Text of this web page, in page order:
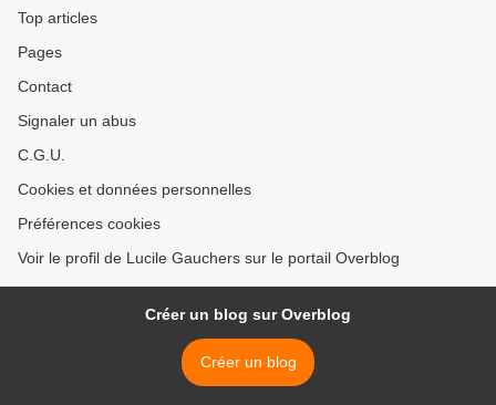
Top articles
Pages
Contact
Signaler un abus
C.G.U.
Cookies et données personnelles
Préférences cookies
Voir le profil de Lucile Gauchers sur le portail Overblog
Créer un blog sur Overblog
Créer un blog